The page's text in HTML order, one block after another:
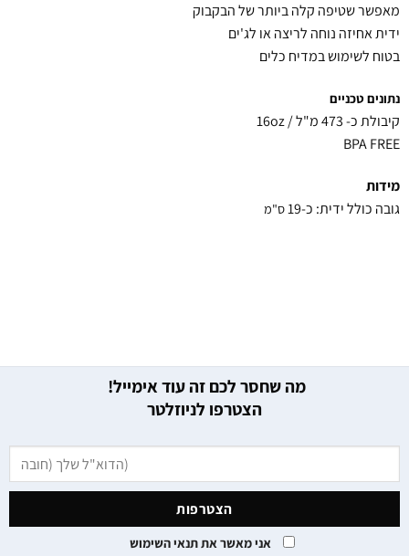
מאפשר שטיפה קלה ביותר של הבקבוק
ידית אחיזה נוחה לריצה או לג'ים
בטוח לשימוש במדיח כלים
נתונים טכניים
קיבולת כ- 473 מ"ל / 16oz
BPA FREE
מידות
גובה כולל ידית: כ-19
ס"מ
מה שחסר לכם זה עוד אימייל!
הצטרפו לניוזלטר
אני מאשר את תנאי השימוש